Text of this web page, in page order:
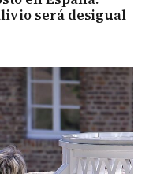
será desigual